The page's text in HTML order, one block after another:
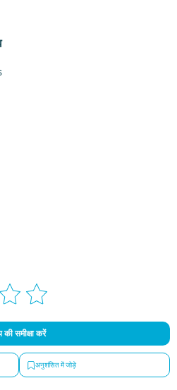
की समीक्षा करें
अनुशंसित में जोड़े